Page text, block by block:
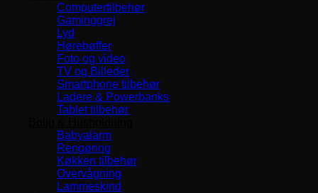
Computertilbehør
Gaminggrej
Lyd
Hørebøffer
Foto og video
TV og Billeder
Smartphone tilbehør
Ladere & Powerbanks
Tablet tilbehør
Babyalarm
Rengøring
Køkken tilbehør
Overvågning
Lammeskind